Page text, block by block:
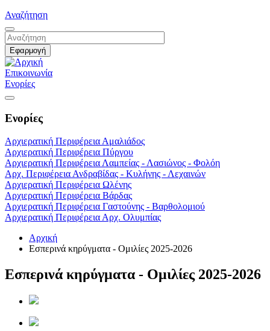
Αναζήτηση
Επικοινωνία
Ενορίες
Ενορίες
Αρχιερατική Περιφέρεια Αμαλιάδος
Αρχιερατική Περιφέρεια Πύργου
Αρχιερατική Περιφέρεια Λαμπείας - Λασιώνος - Φολόη
Αρχ. Περιφέρεια Ανδραβίδας - Κυλήνης - Λεχαινών
Αρχιερατική Περιφέρεια Ωλένης
Αρχιερατική Περιφέρεια Βάρδας
Αρχιερατική Περιφέρεια Γαστούνης - Βαρθολομιού
Αρχιερατική Περιφέρεια Αρχ. Ολυμπίας
Αρχική
Εσπερινά κηρύγματα - Ομιλίες 2025-2026
Εσπερινά κηρύγματα - Ομιλίες 2025-2026